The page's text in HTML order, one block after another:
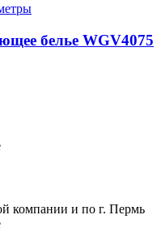
белье WGV4075
компании и по г. Пермь